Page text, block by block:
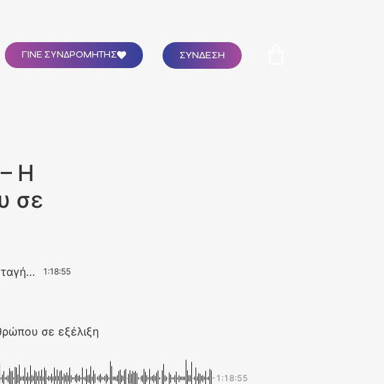
ΓΙΝΕ ΣΥΝΔΡΟΜΗΤΗΣ ΣΥΝΔΕΣΗ
Η
σε
Ομιλία: Απαγορευμένη γνώση – Η υποταγή του Ανθρώπου σε εξέλιξη 1:18:55
σε εξέλιξη
-1:18:55